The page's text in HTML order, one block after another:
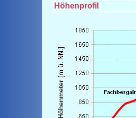
Höhenprofil